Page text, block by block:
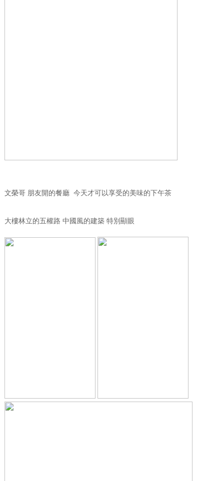
文榮哥 朋友開的餐廳 今天才可以享受的美味的下午茶
大樓林立的五權路 中國風的建築 特別顯眼